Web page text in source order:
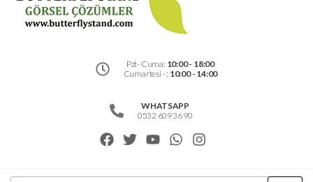
Pzt- Cuma: 10:00 - 18:00
Cumartesi - : 10:00 - 14:00
WHATSAPP
0532 609 36 90